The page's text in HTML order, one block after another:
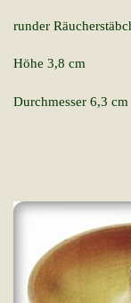
runder
Höhe 3,8 cm
Durchmesser 6,3 cm